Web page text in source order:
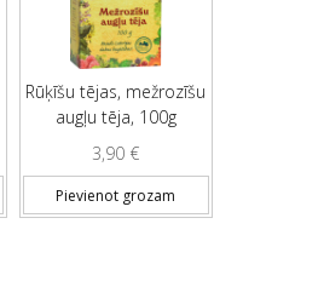
Rūķīšu tējas, mežrozīšu
augļu tēja, 100g
3,90 €
Pievienot grozam